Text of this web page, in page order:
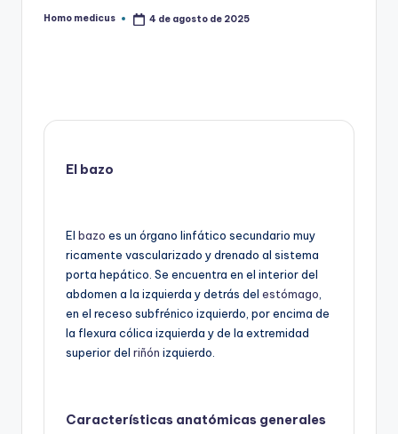
Publicado
Homo medicus 4 de agosto de 2025
El bazo
El bazo es un órgano linfático secundario muy
ricamente vascularizado y drenado al sistema
porta hepático. Se encuentra en el interior del
abdomen a la izquierda y detrás del estómago
en el receso subfrénico izquierdo, por encima de
la flexura cólica izquierda y de la extremidad
superior del riñón izquierdo.
Características anatómicas generales